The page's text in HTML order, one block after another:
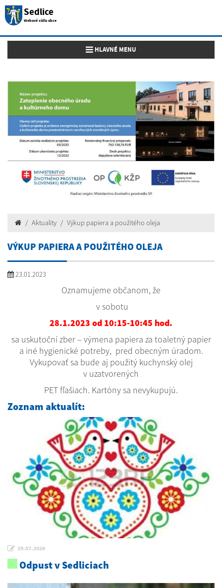
Sedlice
Webové sídlo obce
Toggle navigation
HLAVNÉ MENU
Aktuality Výkup papiera a použitého oleja
VÝKUP PAPIERA A POUŽITÉHO OLEJA
23.01.2023
Oznamujeme občanom, že
v sobotu
28.1.2023 od 10:15-10:45 hod.
sa uskutoční zber – výmena papiera za toaletný papier
a iné hygienické potreby, pred obecným úradom.
Vykupovať sa bude aj použitý kuchynský olej
v uzatvorených
PET fľašiach. Kartóny sa nevykupujú.
Zoznam aktualít:
29.07.2026
Odpust v Sedliciach